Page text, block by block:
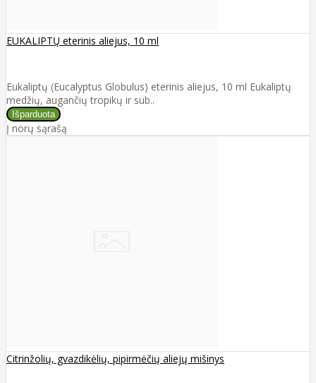
EUKALIPTŲ eterinis aliejus, 10 ml
Eukaliptų (Eucalyptus Globulus) eterinis aliejus, 10 ml Eukaliptų
medžių, augančių tropikų ir sub..
Į norų sąrašą
Citrinžolių, gvazdikėlių, pipirmėčių aliejų mišinys